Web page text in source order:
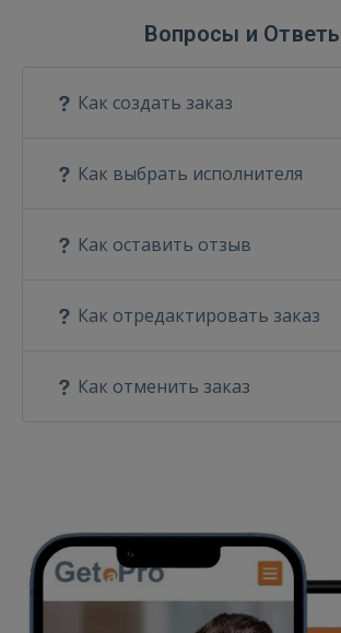
Вопросы и
Как создать заказ
Как выбрать исполнителя
Как оставить отзыв
Как отредактировать заказ
Как отменить заказ